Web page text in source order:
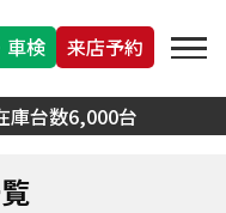
庫台数6,000台
車検 来店予約